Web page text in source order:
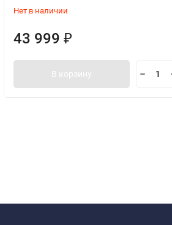
Нет в наличии
43 999 ₽
В корзину